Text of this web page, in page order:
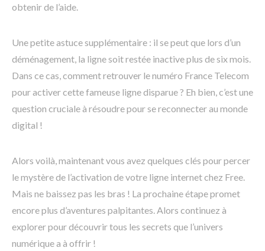
obtenir de l’aide.
Une petite astuce supplémentaire : il se peut que lors d’un
déménagement, la ligne soit restée inactive plus de six mois.
Dans ce cas, comment retrouver le numéro France Telecom
pour activer cette fameuse ligne disparue ? Eh bien, c’est une
question cruciale à résoudre pour se reconnecter au monde
digital !
Alors voilà, maintenant vous avez quelques clés pour percer
le mystère de l’activation de votre ligne internet chez Free.
Mais ne baissez pas les bras ! La prochaine étape promet
encore plus d’aventures palpitantes. Alors continuez à
explorer pour découvrir tous les secrets que l’univers
numérique a à offrir !